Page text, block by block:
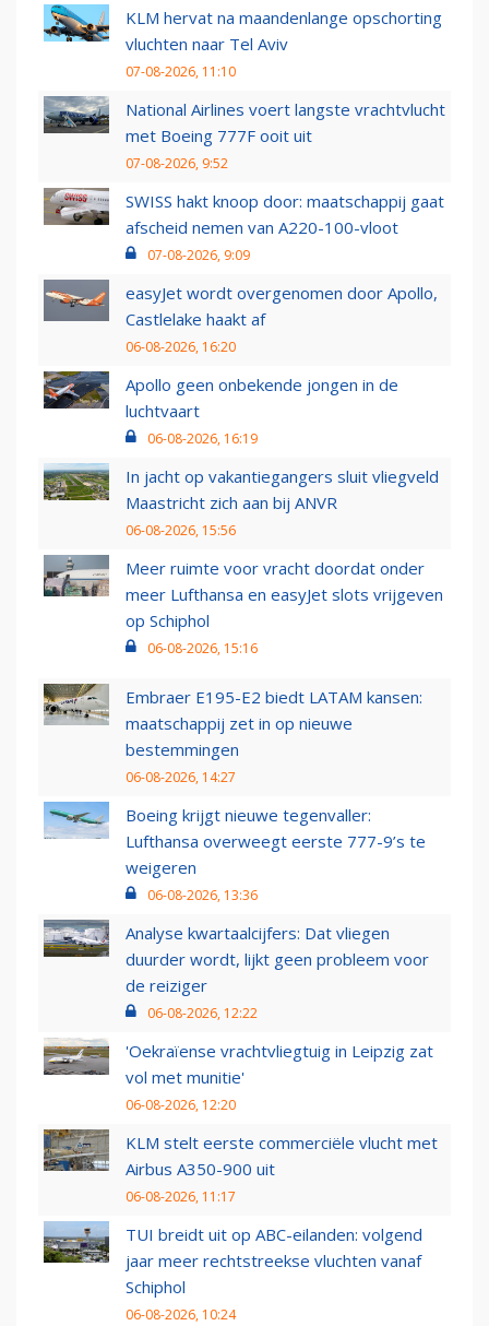
KLM hervat na maandenlange opschorting
vluchten naar Tel Aviv
07-08-2026, 11:10
National Airlines voert langste vrachtvlucht
met Boeing 777F ooit uit
07-08-2026, 9:52
SWISS hakt knoop door: maatschappij gaat
afscheid nemen van A220-100-vloot
07-08-2026, 9:09
easyJet wordt overgenomen door Apollo,
Castlelake haakt af
06-08-2026, 16:20
Apollo geen onbekende jongen in de
luchtvaart
06-08-2026, 16:19
In jacht op vakantiegangers sluit vliegveld
Maastricht zich aan bij ANVR
06-08-2026, 15:56
Meer ruimte voor vracht doordat onder
meer Lufthansa en easyJet slots vrijgeven
op Schiphol
06-08-2026, 15:16
Embraer E195-E2 biedt LATAM kansen:
maatschappij zet in op nieuwe
bestemmingen
06-08-2026, 14:27
Boeing krijgt nieuwe tegenvaller:
Lufthansa overweegt eerste 777-9’s te
weigeren
06-08-2026, 13:36
Analyse kwartaalcijfers: Dat vliegen
duurder wordt, lijkt geen probleem voor
de reiziger
06-08-2026, 12:22
'Oekraïense vrachtvliegtuig in Leipzig zat
vol met munitie'
06-08-2026, 12:20
KLM stelt eerste commerciële vlucht met
Airbus A350-900 uit
06-08-2026, 11:17
TUI breidt uit op ABC-eilanden: volgend
jaar meer rechtstreekse vluchten vanaf
Schiphol
06-08-2026, 10:24